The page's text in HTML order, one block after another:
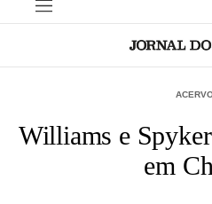
Williams e
em